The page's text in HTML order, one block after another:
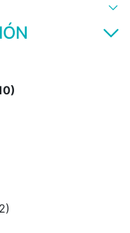
y minusvalía (10)
(2)